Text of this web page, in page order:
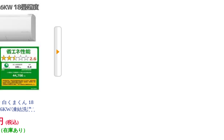
白くまくん 18
凍結洗浄/
(税込)
在庫あり）